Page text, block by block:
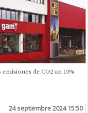
de CO2 un 10%
24 septiembre 2024 15:50